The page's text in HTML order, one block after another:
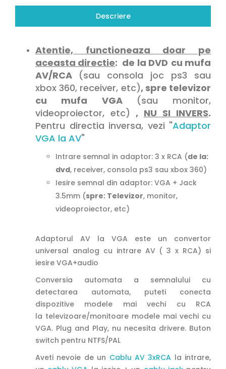
Descriere
Atentie, functioneaza doar pe
aceasta directie: de la DVD cu mufa
AV/RCA (sau consola joc ps3 sau
xbox 360, receiver, etc), spre televizor
cu mufa VGA (sau monitor,
videoproiector, etc) , NU SI INVERS.
Pentru directia inversa, vezi "Adaptor
VGA la AV"
Intrare semnal in adaptor: 3 x RCA (de la:
dvd, receiver, consola ps3 sau xbox 360)
Iesire semnal din adaptor: VGA + Jack
3.5mm (spre: Televizor, monitor,
videoproiector, etc)
Adaptorul AV la VGA este un convertor
universal analog cu intrare AV ( 3 x RCA) si
iesire VGA+audio
Conversia automata a semnalului cu
detectarea automata, puteti conecta
dispozitive modele mai vechi cu RCA
la televizoare/monitoare modele mai vechi cu
VGA. Plug and Play, nu necesita drivere. Buton
switch pentru NTFS/PAL
Aveti nevoie de un Cablu AV 3xRCA la intrare,